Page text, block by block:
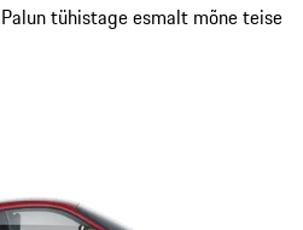
tühistage esmalt mõne teise